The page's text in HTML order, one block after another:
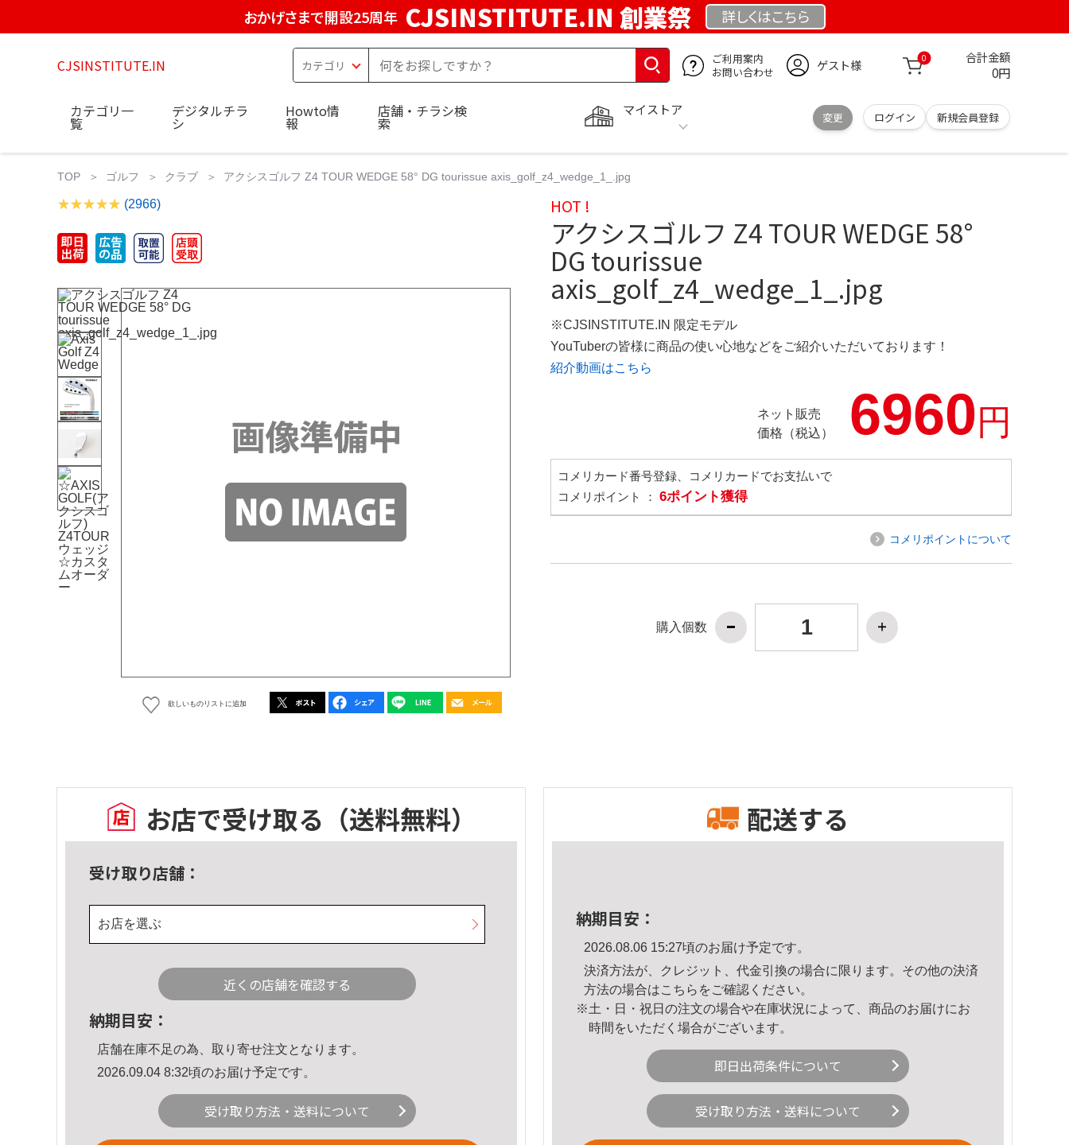
おかげさまで開設25周年 CJSINSTITUTE.IN 創業祭 詳しくはこちら
CJSINSTITUTE.IN
ご利用案内
お問い合わせ
ゲスト様 0 合計金額
0円
マイストア
変更 ログイン 新規会員登録
カテゴリ一
覧
デジタルチラ
シ
Howto情
報
店舗・チラシ検
索
TOP ゴルフ クラブ アクシスゴルフ Z4 TOUR WEDGE 58° DG tourissue axis_golf_z4_wedge_1_.jpg
(2966)
欲しいものリストに追加
HOT !
アクシスゴルフ Z4 TOUR WEDGE 58°
DG tourissue
axis_golf_z4_wedge_1_.jpg
※CJSINSTITUTE.IN 限定モデル
YouTuberの皆様に商品の使い心地などをご紹介いただいております！
紹介動画はこちら
ネット販売
価格（税込）
6960円
コメリカード番号登録、コメリカードでお支払いで
コメリポイント ： 6ポイント獲得
コメリポイントについて
購入個数
お店で受け取る （送料無料）
受け取り店舗：
お店を選ぶ
近くの店舗を確認する
納期目安：
店舗在庫不足の為、取り寄せ注文となります。
2026.09.04 8:32頃のお届け予定です。
受け取り方法・送料について
配送する
納期目安：
2026.08.06 15:27頃のお届け予定です。
決済方法が、クレジット、代金引換の場合に限ります。その他の決済
方法の場合はこちら をご確認ください。
※土・日・祝日の注文の場合や在庫状況によって、商品のお届けにお
時間をいただく場合がございます。
即日出荷条件について
受け取り方法・送料について